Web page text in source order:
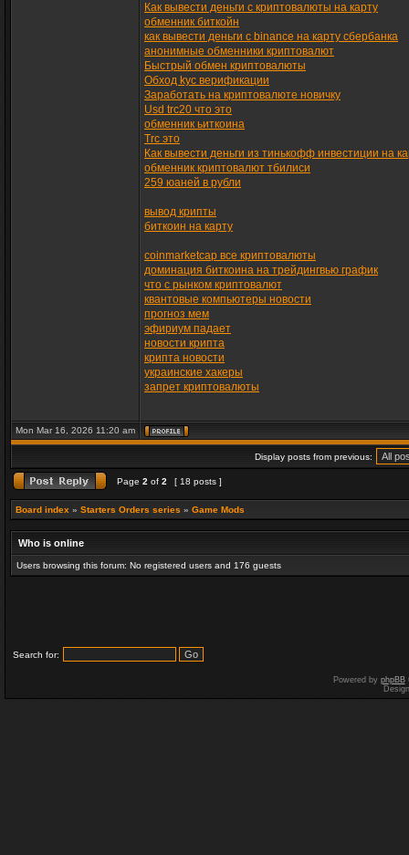
Как вывести деньги с криптовалюты на карту
обменник биткойн
как вывести деньги с binance на карту сбербанка
анонимные обменники криптовалют
Быстрый обмен криптовалюты
Обход kyc верификации
Заработать на криптовалюте новичку
Usd trc20 что это
обменник ьиткоина
Trc это
Как вывести деньги из тинькофф инвестиции на
обменник криптовалют тбилиси
259 юаней в рубли
вывод крипты
биткоин на карту
coinmarketcap все криптовалюты
доминация биткоина на трейдингвью график
что с рынком криптовалют
квантовые компьютеры новости
прогноз мем
эфириум падает
новости крипта
крипта новости
украинские хакеры
запрет криптовалюты
Mon Mar 16, 2026 11:20 am
Display posts from previous:
Page 2 of 2 [ 18 posts ]
Board index » Starters Orders series » Game Mods
Who is online
Users browsing this forum: No registered users and 176 guests
Search for:
Powered by phpBB